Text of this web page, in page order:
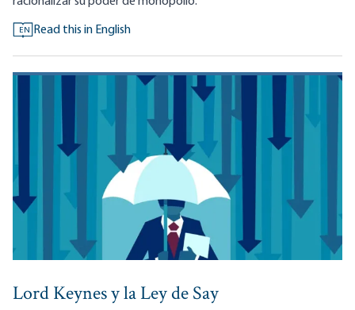
EN Read this in English
Lord Keynes y la Ley de Say